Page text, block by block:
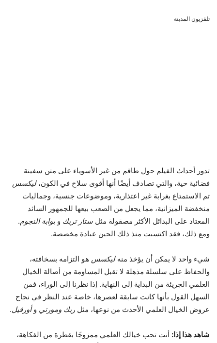
تلفزيون المدينة
تدور أحداث الفيلم حول طاقم من غير الأسوياء على متن سفينة
فضائية حية، والتي تصادف أيضًا أنها أقوى سلاح في الكون،ليكسس
تم الاستمتاع بغرابة غير اعتذارية، وموضوعات جنسية، وجماليات
منخفضة الميزانية، مما يجعل من الصعب بيعها للجمهور السائد
المعتاد على البدائل الأكثر مصقولة مثل ستار تريك و بوابة النجوم.
ومع ذلك، فقد اكتسبت منذ ذلك الحين عبادة مخصصة.
شيء واحد لا يمكن أن يؤخذ منه ليكسس هو التزامه بسخافته،
والحفاظ على سلسلة مذهلة لا تقبل المساومة من أصالة الخيال
العلمي الجريئة من البداية إلى النهاية. إذا نظرنا إلى الوراء، فمن
السهل القول بأنها كانت سابقة لعصرها، خاصة عند النظر في نجاح
عروض الخيال العلمي الأحدث من نوعها، مثل ريك ومورتي وأورفيل.
شاهد هذا إذا: أنت تحب خيالك العلمي ممزوجًا بقطرة من الفكاهة،